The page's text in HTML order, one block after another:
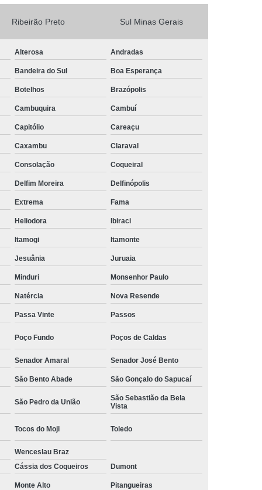
Camisa Masculina Social Manga Longa
Camisa Social Manga Longa
Camisa Social Manga Longa Preta
Camisa Social Masculina Preta Manga Longa
Camisa a Rigor Social Masculina
Social Branca Masculina
Camisa Social Jeans Masculina
Social Masculina a Rigor
Manga Longa Social Masculina Preço
Social Branca Masculina Preço
Camisa Social Jeans Masculina Preço
Camisa Social Masculina Manga Curta Preço
Camisa Social Masculina Preço
Camisa Social Masculina Slim Preço
Camisa Social Fábrica
Fábrica Camisa Social
Masculina
Fábrica de Camisa Social
Fábrica de Camisa Social Masculina
Loja de Fábrica Camisa Social
Loja de Moda Masculina Online
Masculina
Loja Moda Masculina Executivo
Social
Loja Virtual Moda Masculina
Ribeirão Preto Sul Minas Gerais
Alterosa Andradas
Bandeira do Sul Boa Esperança
Botelhos Brazópolis
Cambuquira Cambuí
Capitólio Careaçu
Caxambu Claraval
Consolação Coqueiral
Delfim Moreira Delfinópolis
Extrema Fama
Heliodora Ibiraci
Itamogi Itamonte
Jesuânia Juruaia
Minduri Monsenhor Paulo
Natércia Nova Resende
Passa Vinte Passos
Poço Fundo Poços de Caldas
Senador Amaral Senador José Bento
São Bento Abade São Gonçalo do Sapucaí
São Pedro da União
São Sebastião da Bela
Vista
Tocos do Moji Toledo
Wenceslau Braz
Cássia dos Coqueiros Dumont
Monte Alto Pitangueiras